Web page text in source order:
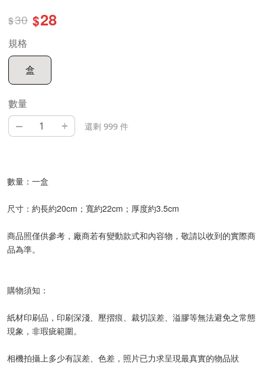
$30 $28
規格
盒
數量
– + 還剩 999 件
數量：一盒
尺寸：約長約20cm；寬約22cm；厚度約3.5cm
商品照僅供參考，廠商若有變動款式和內容物，敬請以收到的實際商
品為準。
購物須知：
紙材印刷品，印刷深淺、壓摺痕、裁切誤差、溢膠等無法避免之常態
現象，非瑕疵範圍。
相機拍攝上多少有誤差、色差，照片已力求呈現最真實的物品狀